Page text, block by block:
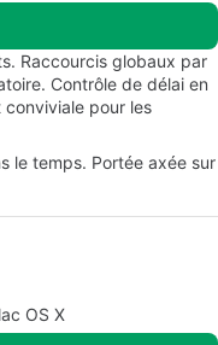
Raccourcis globaux par
Contrôle de délai en
pour les
le temps. Portée axée sur
OS X